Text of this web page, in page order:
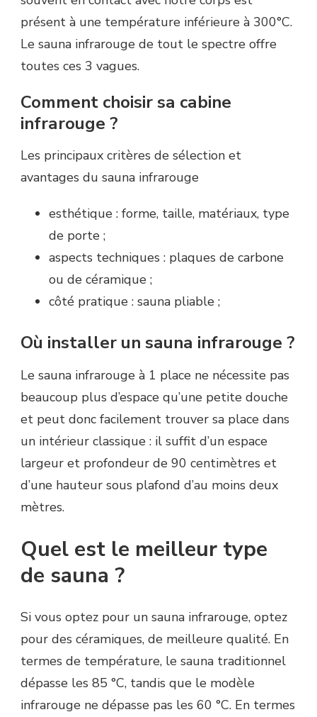
présent à une température inférieure à 300°C.
Le sauna infrarouge de tout le spectre offre
toutes ces 3 vagues.
Comment choisir sa cabine
infrarouge ?
Les principaux critères de sélection et
avantages du sauna infrarouge
esthétique : forme, taille, matériaux, type
de porte ;
aspects techniques : plaques de carbone
ou de céramique ;
côté pratique : sauna pliable ;
Où installer un sauna infrarouge ?
Le sauna infrarouge à 1 place ne nécessite pas
beaucoup plus d’espace qu’une petite douche
et peut donc facilement trouver sa place dans
un intérieur classique : il suffit d’un espace
largeur et profondeur de 90 centimètres et
d’une hauteur sous plafond d’au moins deux
mètres.
Quel est le meilleur type
de sauna ?
Si vous optez pour un sauna infrarouge, optez
pour des céramiques, de meilleure qualité. En
termes de température, le sauna traditionnel
dépasse les 85 °C, tandis que le modèle
infrarouge ne dépasse pas les 60 °C. En termes